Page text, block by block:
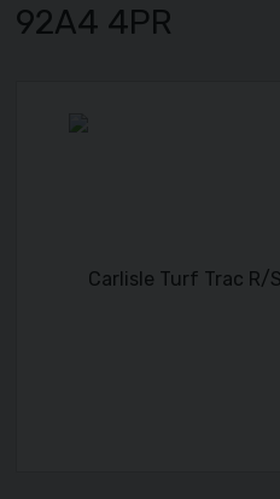
92A4 4PR